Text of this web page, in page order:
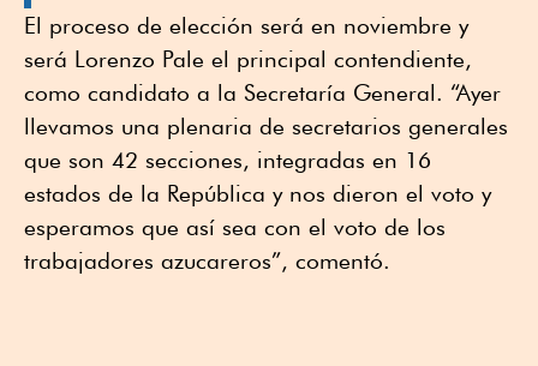
El proceso de elección será en noviembre y
será Lorenzo Pale el principal contendiente,
como candidato a la Secretaría General. “Ayer
llevamos una plenaria de secretarios generales
que son 42 secciones, integradas en 16
estados de la República y nos dieron el voto y
esperamos que así sea con el voto de los
trabajadores azucareros”, comentó.